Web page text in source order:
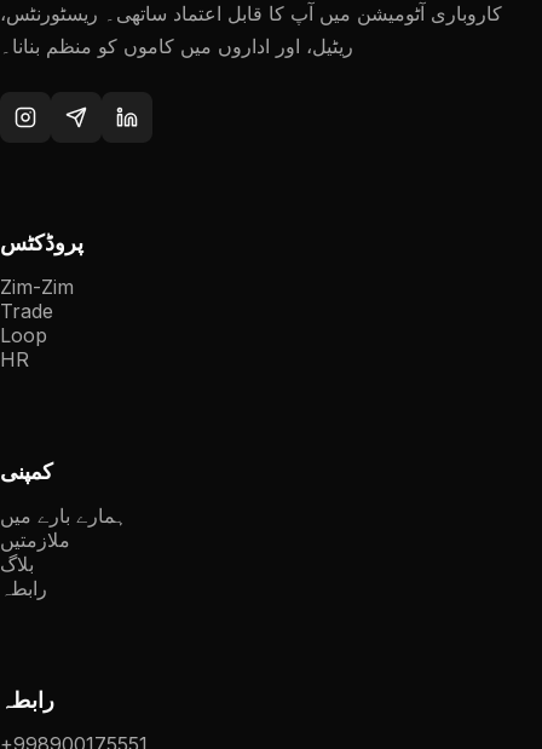
کاروباری آٹومیشن میں آپ کا قابل اعتماد ساتھی۔ ریسٹورنٹس،
ریٹیل، اور اداروں میں کاموں کو منظم بنانا۔
پروڈکٹس
Zim-Zim
Trade
Loop
HR
کمپنی
ہمارے بارے میں
ملازمتیں
بلاگ
رابطہ
رابطہ
+998900175551